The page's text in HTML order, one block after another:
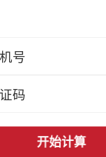
开始计算